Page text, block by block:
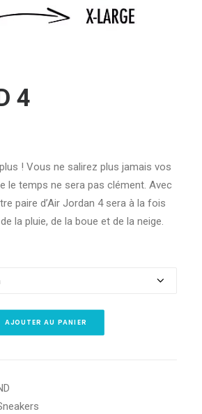
4
! Vous ne salirez plus jamais vos
le temps ne sera pas clément. Avec
paire d’Air Jordan 4 sera à la fois
la pluie, de la boue et de la neige.
AJOUTER AU PANIER